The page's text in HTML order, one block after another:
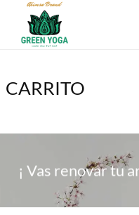
CARRITO
¡ Vas renovar tu